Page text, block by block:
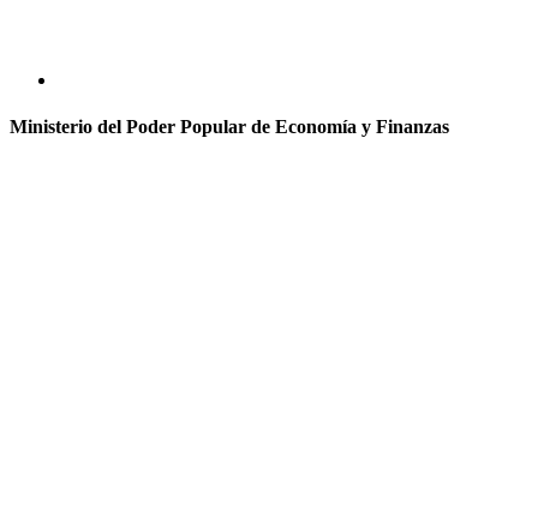
Ministerio del Poder Popular de Economía y Finanzas